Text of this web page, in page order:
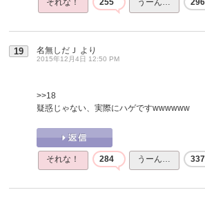
それな！ 255 うーん… 296
19 名無しだＪ より
2015年12月4日 12:50 PM
>>18
疑惑じゃない、実際にハゲですwwwwww
それな！ 284 うーん… 337